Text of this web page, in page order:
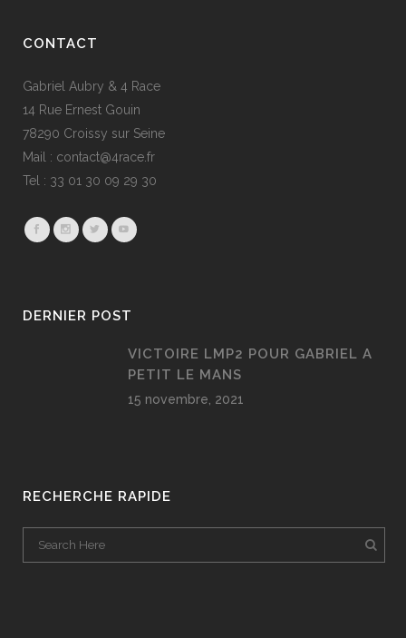
CONTACT
Gabriel Aubry & 4 Race
14 Rue Ernest Gouin
78290 Croissy sur Seine
Mail : contact@4race.fr
Tel : 33 01 30 09 29 30
DERNIER POST
VICTOIRE LMP2 POUR GABRIEL A
PETIT LE MANS
15 novembre, 2021
RECHERCHE RAPIDE